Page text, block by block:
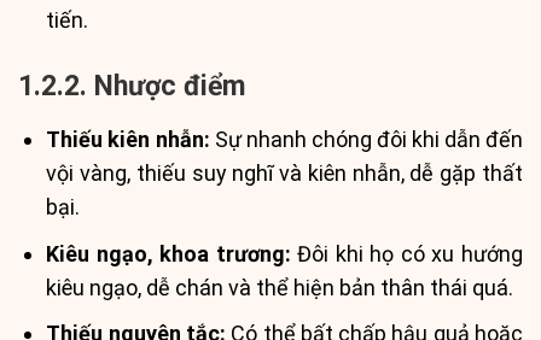
tiến.
1.2.2. Nhược điểm
Thiếu kiên nhẫn: Sự nhanh chóng đôi khi dẫn đến
vội vàng, thiếu suy nghĩ và kiên nhẫn, dễ gặp thất
bại.
Kiêu ngạo, khoa trương: Đôi khi họ có xu hướng
kiêu ngạo, dễ chán và thể hiện bản thân thái quá.
Thiếu nguyên tắc: Có thể bất chấp hậu quả hoặc